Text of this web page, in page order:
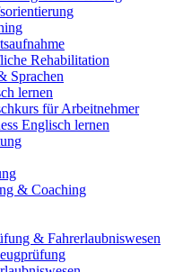
Rehabilitation
Sprachen
lernen
für Arbeitnehmer
Englisch lernen
& Coaching
& Fahrerlaubniswesen